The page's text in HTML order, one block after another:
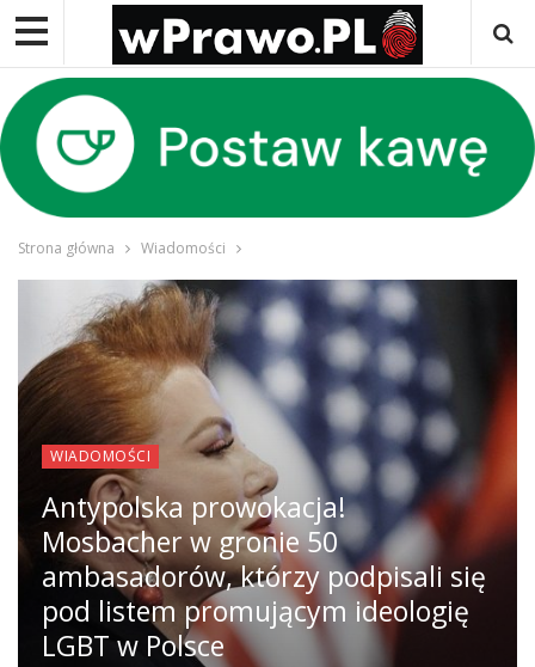
Strona główna Wiadomości
WIADOMOŚCI
Antypolska prowokacja!
Mosbacher w gronie 50
ambasadorów, którzy podpisali się
pod listem promującym ideologię
LGBT w Polsce